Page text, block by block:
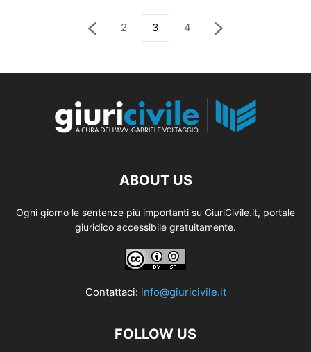
2 3 4
ABOUT US
Ogni giorno le sentenze più importanti su GiuriCivile.it, portale
giuridico accessibile gratuitamente.
Contattaci: info@giuricivile.it
FOLLOW US